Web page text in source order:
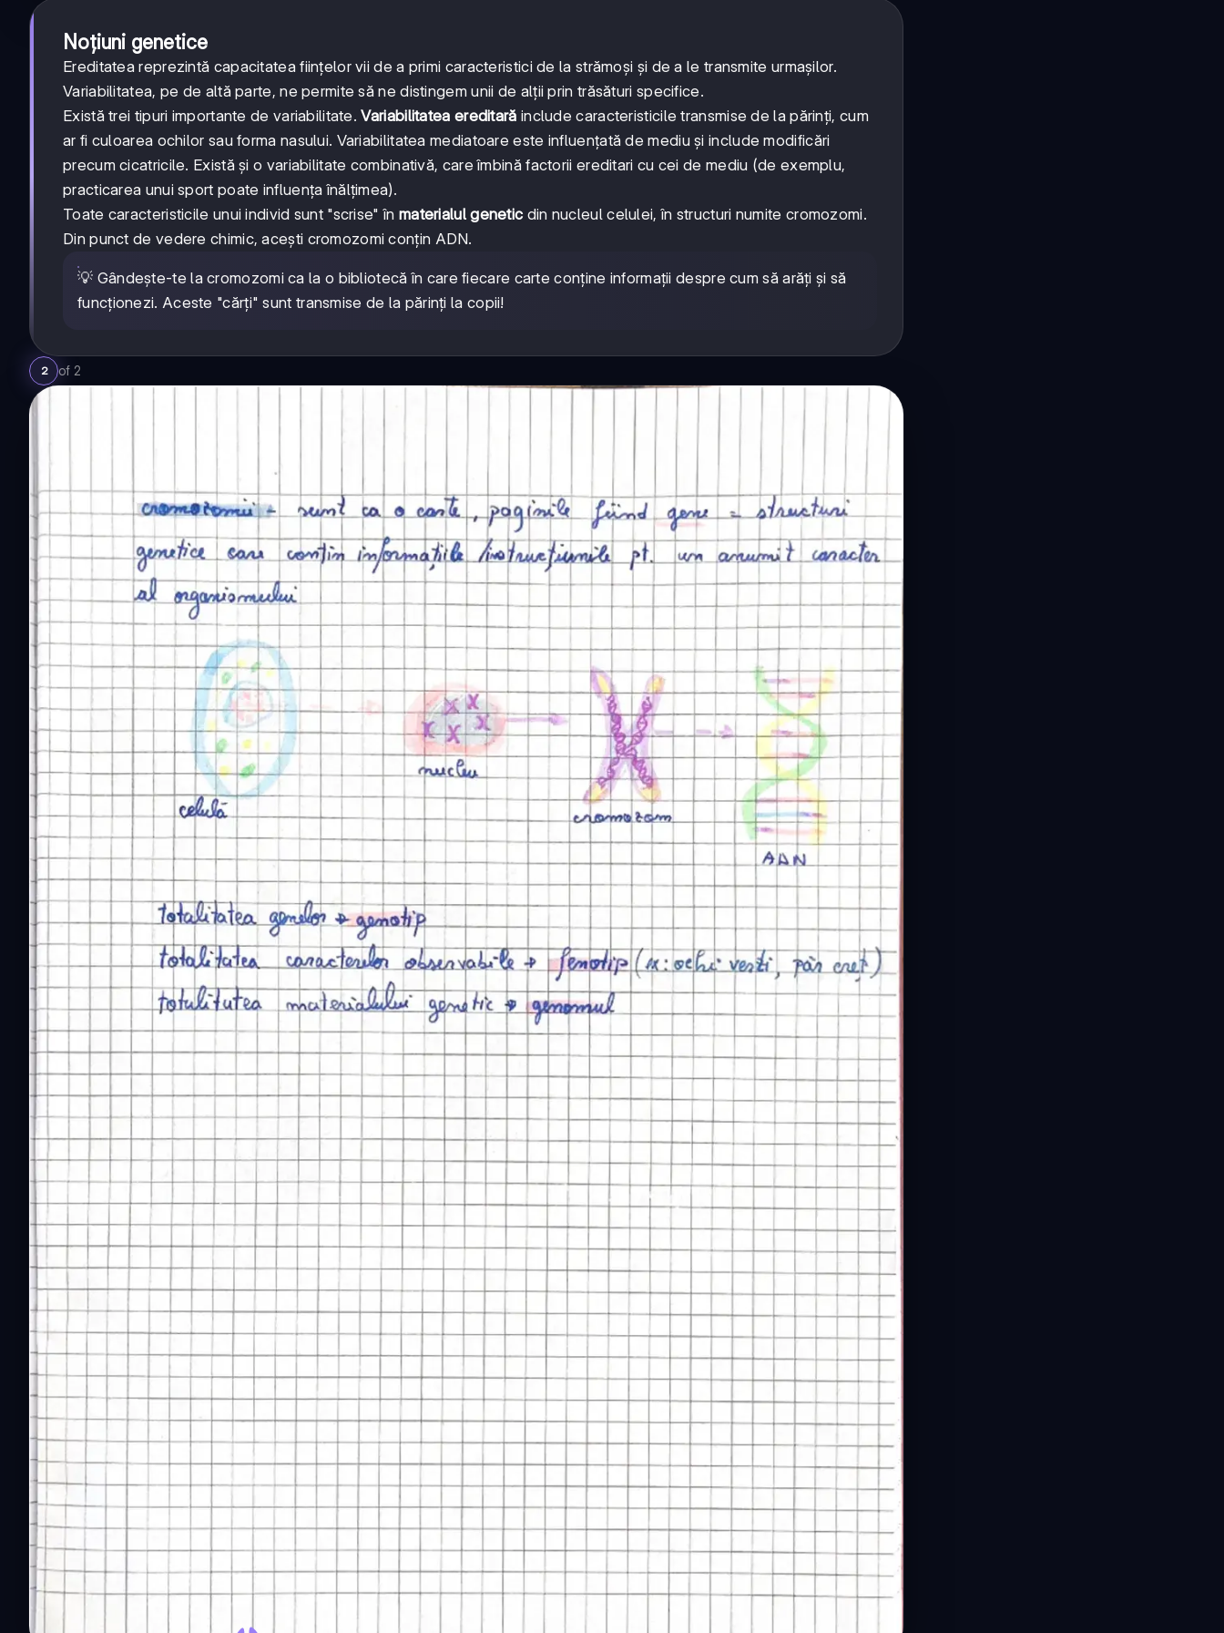
Noțiuni genetice
Ereditatea reprezintă capacitatea ființelor vii de a primi caracteristici de la strămoși și de a le transmite urmașilor.
Variabilitatea, pe de altă parte, ne permite să ne distingem unii de alții prin trăsături specifice.
Există trei tipuri importante de variabilitate.Variabilitatea ereditară include caracteristicile transmise de la părinți, cum
ar fi culoarea ochilor sau forma nasului. Variabilitatea mediatoare este influențată de mediu și include modificări
precum cicatricile. Există și o variabilitate combinativă, care îmbină factorii ereditari cu cei de mediu (de exemplu,
practicarea unui sport poate influența înălțimea).
Toate caracteristicile unui individ sunt "scrise" în materialul genetic din nucleul celulei, în structuri numite cromozomi.
Din punct de vedere chimic, acești cromozomi conțin ADN.
💡 Gândește-te la cromozomi ca la o bibliotecă în care fiecare carte conține informații despre cum să arăți și să
funcționezi. Aceste "cărți" sunt transmise de la părinți la copii!
2 of 2